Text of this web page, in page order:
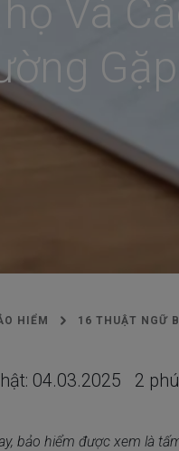
Và
Gặp
HIỂM 16 THUẬT NGỮ
04.03.2025 2
bảo hiểm được xem là